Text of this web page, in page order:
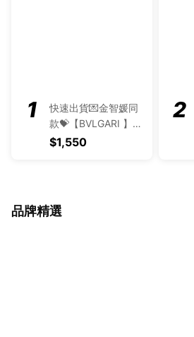
快速出貨💌金智媛同
款💝【BVLGARI 】寶
格麗晶澈女性淡香水
$1,550
品牌精選